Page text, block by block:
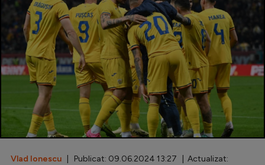
Liga 2
Cupa României
Echipa Națională
U21
Fotbal feminin
Special
Diverse
Inedit
Vlad Ionescu | Publicat: 09.06.2024 13:27 | Actualizat: